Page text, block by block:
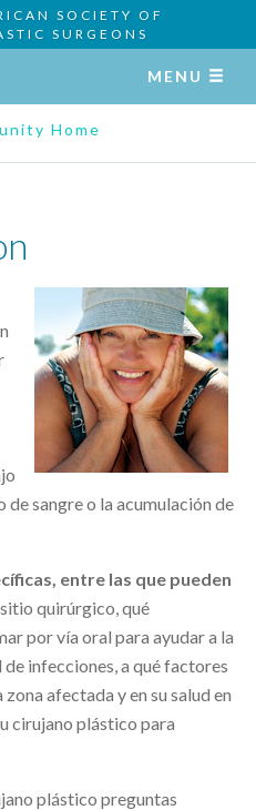
SOCIETY OF
SURGEONS
MENU
Home
de sangre o la acumulación de
entre las que pueden
quirúrgico, qué
por vía oral para ayudar a la
infecciones, a qué factores
afectada y en su salud en
cirujano plástico para
plástico preguntas